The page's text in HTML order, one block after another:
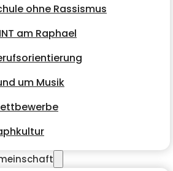
ohne Rassismus
am Raphael
um Musik